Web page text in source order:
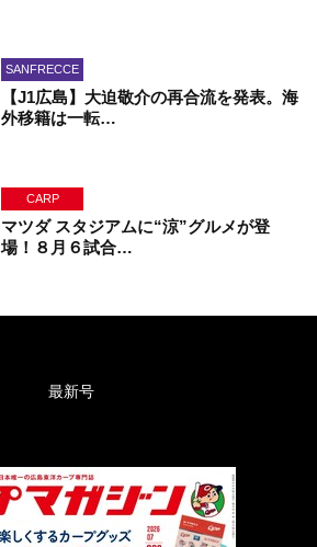
SANFRECCE
【J1広島】大迫敬介の再合流を発表。海
外移籍は一転…
CARP
マツダ スタジアムに“涼”グルメが登
場！８月６試合…
最新号